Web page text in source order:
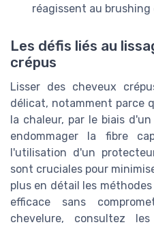
réagissent au brushing
Les défis liés au
crépus
Lisser des cheveux
délicat, notamment parce
la chaleur, par le biais
endommager la fibre
l'utilisation d'un
sont cruciales pour
plus en détail les
efficace sans
chevelure, consultez les